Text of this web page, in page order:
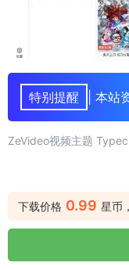
特别提醒 | 本
ZeVideo视频主题
下载价格 0.99 星币